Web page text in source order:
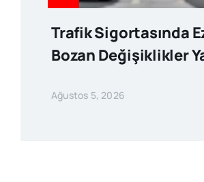
Trafik Sigortasında
Bozan Değişiklikler
Ağustos 5, 2026